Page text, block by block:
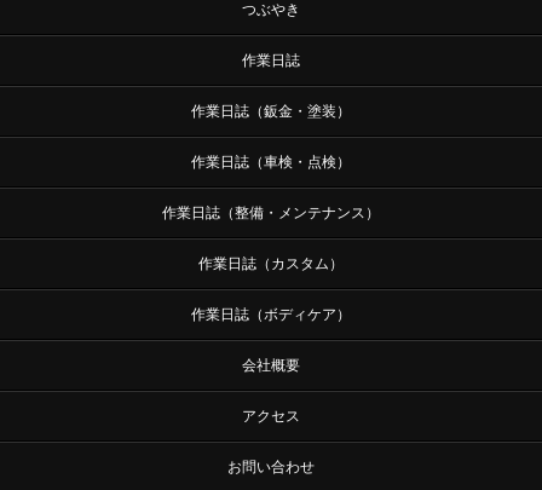
つぶやき
作業日誌
作業日誌（鈑金・塗装）
作業日誌（車検・点検）
作業日誌（整備・メンテナンス）
作業日誌（カスタム）
作業日誌（ボディケア）
会社概要
アクセス
お問い合わせ